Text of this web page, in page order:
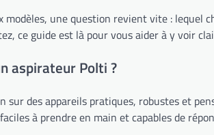
modèles, une question revient vite : lequel
ce guide est là pour vous aider à y voir
aspirateur Polti ?
sur des appareils pratiques, robustes et
à prendre en main et capables de